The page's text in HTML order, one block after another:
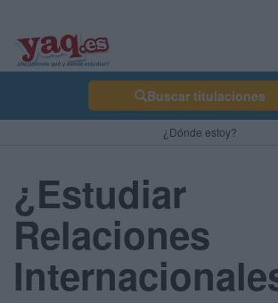
Buscar titulaciones
¿Dónde estoy?
¿Estudiar
Relaciones